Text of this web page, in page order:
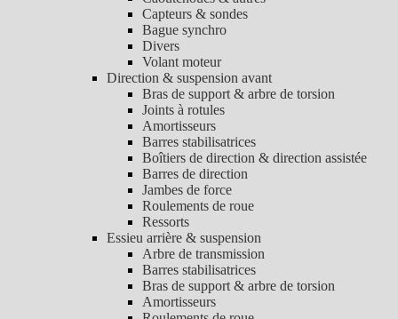
Capteurs & sondes
Bague synchro
Divers
Volant moteur
Direction & suspension avant
Bras de support & arbre de torsion
Joints à rotules
Amortisseurs
Barres stabilisatrices
Boîtiers de direction & direction assistée
Barres de direction
Jambes de force
Roulements de roue
Ressorts
Essieu arrière & suspension
Arbre de transmission
Barres stabilisatrices
Bras de support & arbre de torsion
Amortisseurs